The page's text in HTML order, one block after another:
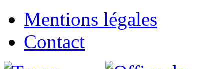
Mentions légales
Contact